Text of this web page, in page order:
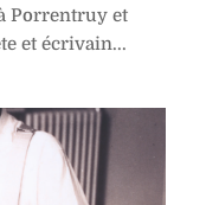
Porrentruy et
et écrivain...